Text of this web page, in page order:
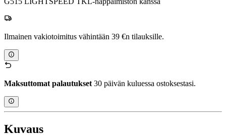
Ilmainen vakiotoimitus vähintään 39 €n tilauksille.
Maksuttomat palautukset 30 päivän kuluessa ostoksestasi.
Kuvaus